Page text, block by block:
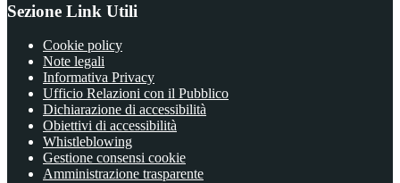
Sezione Link Utili
Cookie policy
Note legali
Informativa Privacy
Ufficio Relazioni con il Pubblico
Dichiarazione di accessibilità
Obiettivi di accessibilità
Whistleblowing
Gestione consensi cookie
Amministrazione trasparente